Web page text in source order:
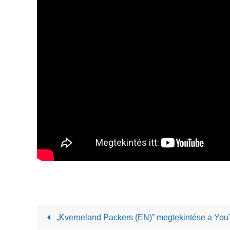
„Kverneland Packers (EN)” megtekintése a